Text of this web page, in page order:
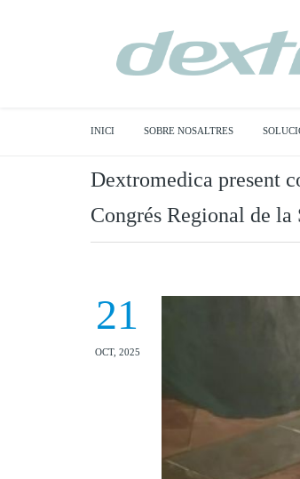
INICI SOBRE NOSALTRES
Dextromedica present
Congrés Regional de
21
OCT, 2025